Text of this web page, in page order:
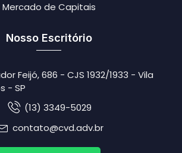
Mercado de Capitais
Nosso Escritório
Feijó, 686 - CJS 1932/1933 - Vila
- SP
(13) 3349-5029
contato@cvd.adv.br